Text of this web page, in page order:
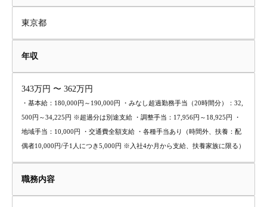
東京都
年収
343万円 〜 362万円
・基本給：180,000円～190,000円 ・みなし超過勤務手当（20時間分）：32,
500円～34,225円 ※超過分は別途支給 ・調整手当：17,956円～18,925円 ・
地域手当：10,000円 ・交通費全額支給 ・各種手当あり（時間外、扶養：配
偶者10,000円/子1人につき5,000円 ※入社4か月から支給、扶養家族に限る）
職務内容